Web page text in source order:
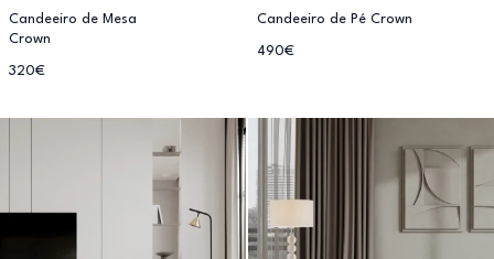
Candeeiro de Mesa
Crown
320€
Candeeiro de Pé Crown
490€